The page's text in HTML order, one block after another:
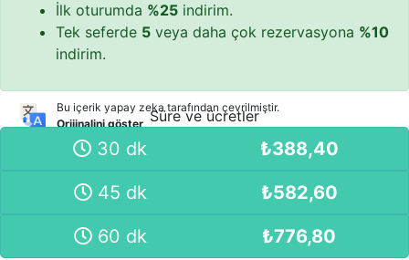
ortadan kaldırın ve sosyal ve profesyonel duruşunuzu
güçlendirin. Şimdi dersinizi ayırtın!
Bu içerik yapay zeka tarafından çevrilmiştir.
Orijinalini göster
İlk oturumda %25 indirim.
Tek seferde 5 veya daha çok rezervasyona %10
indirim.
Süre ve ücretler
30 dk ₺388,40
45 dk
₺582,60
60 dk
₺776,80